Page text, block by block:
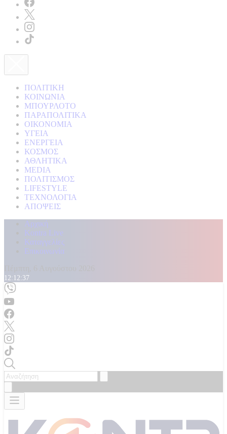
ΠΟΛΙΤΙΚΗ
ΚΟΙΝΩΝΙΑ
ΜΠΟΥΡΛΟΤΟ
ΠΑΡΑΠΟΛΙΤΙΚΑ
ΟΙΚΟΝΟΜΙΑ
ΥΓΕΙΑ
ΕΝΕΡΓΕΙΑ
ΚΟΣΜΟΣ
ΑΘΛΗΤΙΚΑ
MEDIA
ΠΟΛΙΤΙΣΜΟΣ
LIFESTYLE
ΤΕΧΝΟΛΟΓΙΑ
ΑΠΟΨΕΙΣ
Αρχική
Kontra Live
Καταγγελίες
Επικοινωνία
12:12:39